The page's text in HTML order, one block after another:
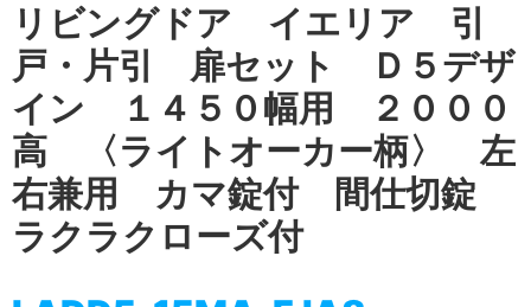
リビングドア イエリア 引
戸・片引 扉セット Ｄ５デザ
イン １４５０幅用 ２０００
高 〈ライトオーカー柄〉 左
右兼用 カマ錠付 間仕切錠
ラクラクローズ付